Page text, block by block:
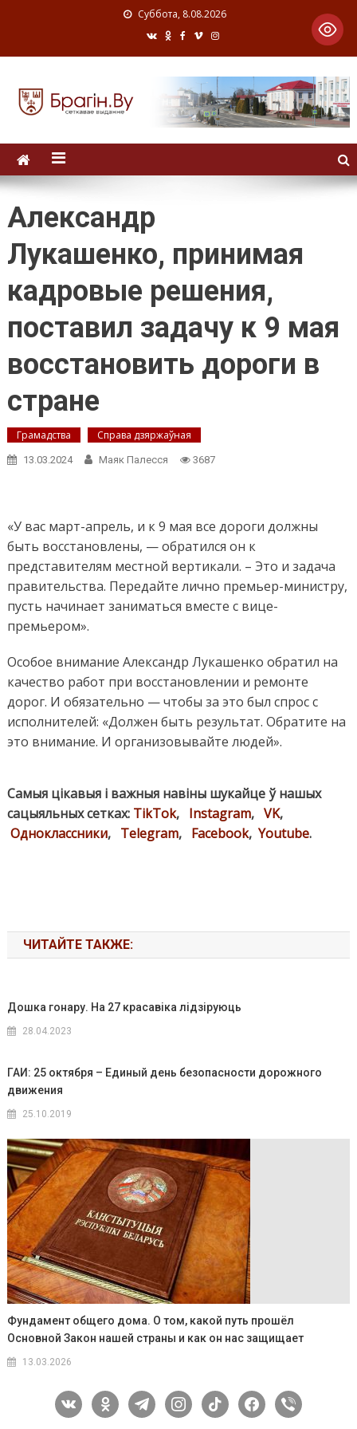
Суббота, 8.08.2026
Александр
Лукашенко, принимая
кадровые решения,
поставил задачу к 9 мая
восстановить дороги в
стране
Грамадства Справа дзяржаўная
13.03.2024 Маяк Палесся 3687
«У вас март-апрель, и к 9 мая все дороги должны
быть восстановлены, — обратился он к
представителям местной вертикали. – Это и задача
правительства. Передайте лично премьер-министру,
пусть начинает заниматься вместе с вице-
премьером».
Особое внимание Александр Лукашенко обратил на
качество работ при восстановлении и ремонте
дорог. И обязательно — чтобы за это был спрос с
исполнителей: «Должен быть результат. Обратите на
это внимание. И организовывайте людей».
Самыя цікавыя і важныя навіны шукайце ў нашых
сацыяльных сетках: TikTok, Instagram, VK,
Одноклассники, Telegram, Facebook, Youtube.
ЧИТАЙТЕ ТАКЖЕ:
Дошка гонару. На 27 красавіка лідзіруюць
28.04.2023
ГАИ: 25 октября – Единый день безопасности дорожного
движения
25.10.2019
Фундамент общего дома. О том, какой путь прошёл
Основной Закон нашей страны и как он нас защищает
13.03.2026
vkontakteodnoklassniki
telegraminstagram
tiktok facebook
viber